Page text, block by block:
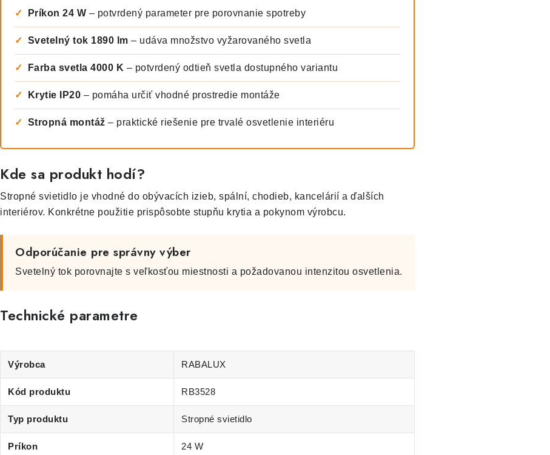
✓ Príkon 24 W – potvrdený parameter pre porovnanie spotreby
✓ Svetelný tok 1890 lm – udáva množstvo vyžarovaného svetla
✓ Farba svetla 4000 K – potvrdený odtieň svetla dostupného variantu
✓ Krytie IP20 – pomáha určiť vhodné prostredie montáže
✓ Stropná montáž – praktické riešenie pre trvalé osvetlenie interiéru
Kde sa produkt hodí?
Stropné svietidlo je vhodné do obývacích izieb, spální, chodieb, kancelárií a ďalších
interiérov. Konkrétne použitie prispôsobte stupňu krytia a pokynom výrobcu.
Odporúčanie pre správny výber
Svetelný tok porovnajte s veľkosťou miestnosti a požadovanou intenzitou osvetlenia.
Technické parametre
Výrobca RABALUX
Kód produktu RB3528
Typ produktu Stropné svietidlo
Príkon 24 W